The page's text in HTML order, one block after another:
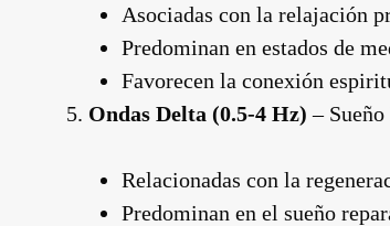
Asociadas con la relajación
Predominan en estados de
Favorecen la conexión
Ondas Delta (0.5-4 Hz) –
Relacionadas con la
Predominan en el sueño